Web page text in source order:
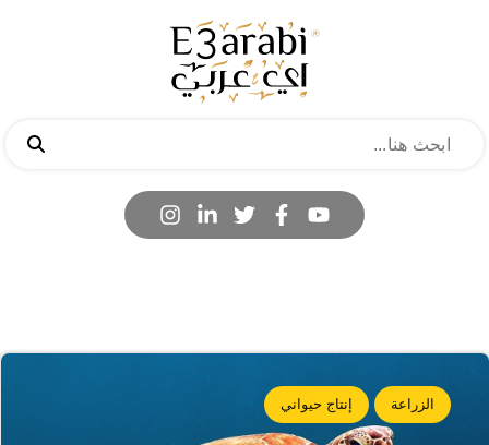
الزراعة إنتاج حيواني